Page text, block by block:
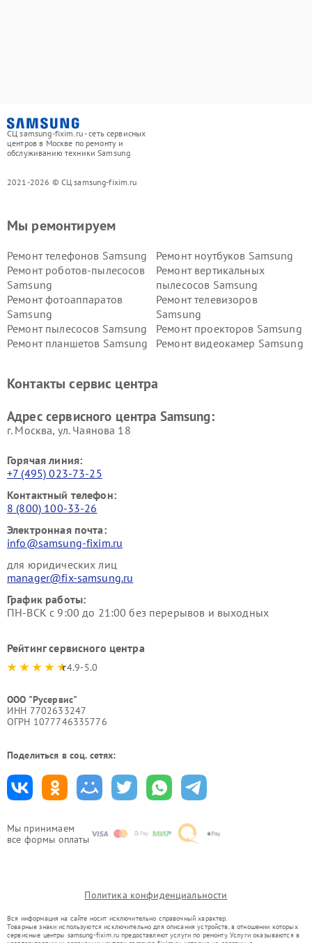
СЦ samsung-fixim.ru - сеть сервисных
центров в Москве по ремонту и
обслуживанию техники Samsung
2021-2026 © СЦ samsung-fixim.ru
Мы принимаем
все формы оплаты
Мы ремонтируем
Ремонт телефонов Samsung
Ремонт ноутбуков Samsung
Ремонт роботов-пылесосов
Samsung
Ремонт вертикальных
пылесосов Samsung
Ремонт фотоаппаратов
Samsung
Ремонт телевизоров
Samsung
Ремонт пылесосов Samsung
Ремонт проекторов Samsung
Ремонт планшетов Samsung
Ремонт видеокамер Samsung
Контакты сервис центра
Адрес сервисного центра Samsung:
г. Москва, ул. Чаянова 18
Горячая линия:
+7 (495) 023-73-25
Контактный телефон:
8 (800) 100-33-26
Электронная почта:
info@samsung-fixim.ru
для юридических лиц
manager@fix-samsung.ru
График работы:
ПН-ВСК с 9:00 до 21:00 без перерывов и выходных
Рейтинг сервисного центра
4.9-5.0
ООО "Русервис"
ИНН 7702633247
ОГРН 1077746335776
Поделиться в соц. сетях:
Политика конфиденциальности
Вся информация на сайте носит исключительно справочный характер.
Товарные знаки используются исключительно для описания устройств, в отношении которых
сервисные центры samsung-fixim.ru предоставляют услуги по ремонту. Услуги оказываются в